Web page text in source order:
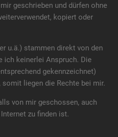
geschrieben und dürfen ohne
kopiert oder
u.ä.) stammen direkt von den
ich keinerlei Anspruch. Die
gekennzeichnet)
liegen die Rechte bei mir.
von mir geschossen, auch
zu finden ist.